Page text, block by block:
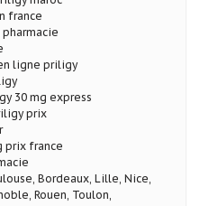
france
ligne priligy
30 mg express
prix
prix france
Bordeaux, Lille, Nice,
Rouen, Toulon,